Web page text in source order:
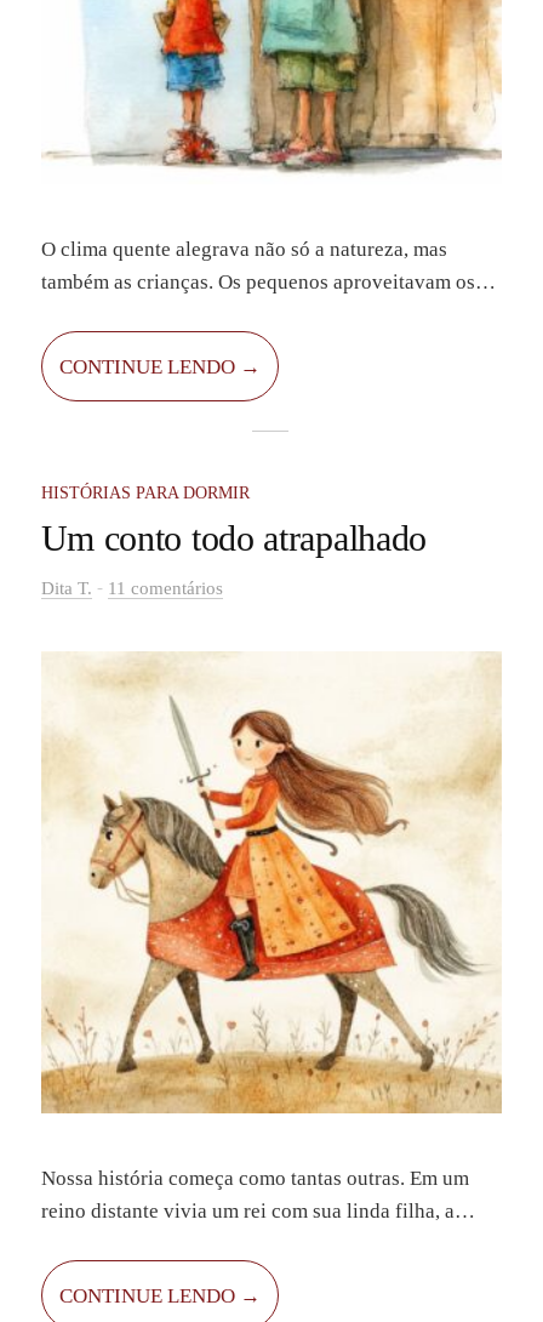
O clima quente alegrava não só a natureza, mas
também as crianças. Os pequenos aproveitavam os
pelas redondezas. Mas quem estava mais animado era
o pequeno Lucas, ansioso por um delicioso e
de sua casa. E não é que, de repente, a barraca já
CONTINUE LENDO →
HISTÓRIAS PARA DORMIR
Um conto todo atrapalhado
Dita T. - 11 comentários
Nossa história começa como tantas outras. Em um
reino distante vivia um rei com sua linda filha, a
que um dragão apareceu voando pelo céu do reino e
se instalou numa caverna logo depois da cidade.
CONTINUE LENDO →